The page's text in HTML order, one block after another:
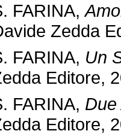
FARINA,
Zedda
FARINA, Un
Editore,
FARINA, Due
Editore,